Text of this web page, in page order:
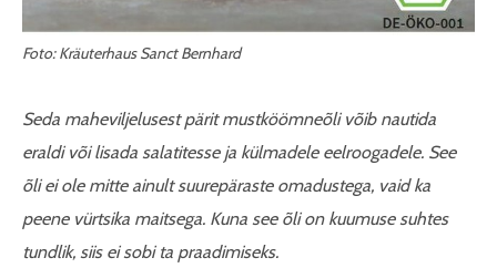
Foto: Kräuterhaus Sanct Bernhard
Seda maheviljelusest pärit mustköömneõli võib nautida
eraldi või lisada salatitesse ja külmadele eelroogadele. See
õli ei ole mitte ainult suurepäraste omadustega, vaid ka
peene vürtsika maitsega. Kuna see õli on kuumuse suhtes
tundlik, siis ei sobi ta praadimiseks.